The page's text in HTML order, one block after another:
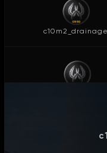
c10m2_drainage